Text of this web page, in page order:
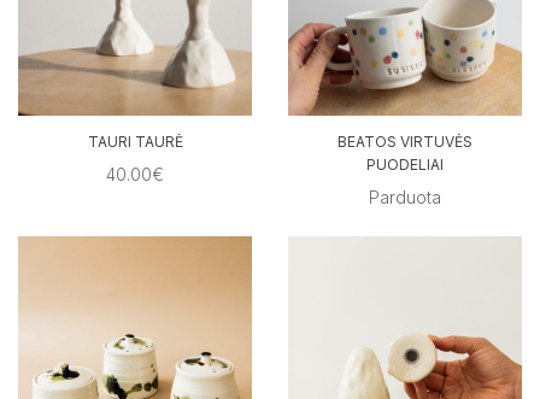
TAURI TAURĖ
40.00€
BEATOS VIRTUVĖS
PUODELIAI
Parduota